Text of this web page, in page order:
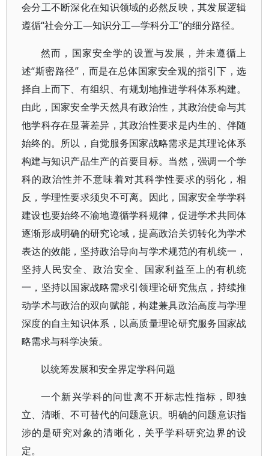
会分工不断深化在知识领域的必然反映，其发展逻辑
遵循“社会分工—知识分工—学科分工”的细分路径。
然而，国家安全学的设置与发展，并未遵循上
述“斯密路径”，而是在总体国家安全观的指引下，选
择自上而下、有组织、有规划地推进学科体系构建。
由此，国家安全学天然具有政治性，其政治使命与其
他学科存在显著差异，其政治性要求是内生的、伴随
始终的。所以，自觉服务国家战略需求是其理论体系
构建与知识产品生产的首要目标。当然，强调一个学
科的政治性并不意味着对其科学性要求的弱化，相
反，学理性要求须臾不可离。因此，国家安全学学科
建设也要始终不渝地遵循学科规律，促进学术共同体
逐渐形成明确的研究论域，提高政治关切转化为学术
表达的效能，坚持政治导向与学术规范的有机统一，
坚持人民安全、政治安全、国家利益至上的有机统
一，坚持以国家战略需求引领理论研究焦点，持续推
动学术与政治的双向赋能，构建兼具政治高度与学理
深度的自主知识体系，以高质量理论研究服务国家战
略需求与科学决策。
以统筹发展和安全界定学科问题
一个新兴学科的问世离不开标志性指标，即独
立、清晰、不可替代的问题意识。明确的问题意识指
涉的是研究对象的清晰化，关乎学科研究边界的设
定。